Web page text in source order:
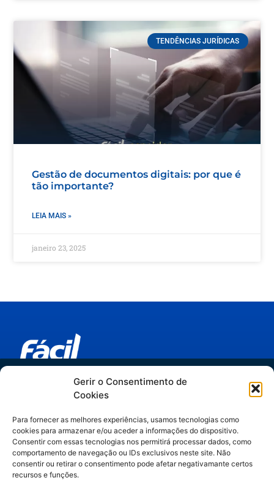
Trilha IA no Jurídico
Artigos assinados por Manuella Gelli,
especialista em Legal Operations & IA.
Gerir o Consentimento de
Cookies
Para fornecer as melhores experiências, usamos tecnologias como
cookies para armazenar e/ou aceder a informações do dispositivo.
Consentir com essas tecnologias nos permitirá processar dados, como
comportamento de navegação ou IDs exclusivos neste site. Não
consentir ou retirar o consentimento pode afetar negativamante certos
recursos e funções.
TENDÊNCIAS JURÍDICAS
Gestão de documentos digitais: por que é
tão importante?
LEIA MAIS »
janeiro 23, 2025
Links relevantes
Espaider Escritórios - Completo
Espaider Essencial
TRM - sistema de chamados